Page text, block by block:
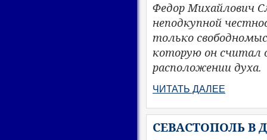
Федор Михайлович
неподкупной
только
которую он считал
расположении духа.
ЧИТАТЬ ДАЛЕЕ
СЕВАСТОПОЛЬ В